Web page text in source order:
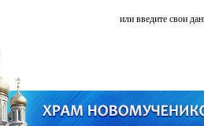
или введите свои